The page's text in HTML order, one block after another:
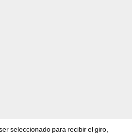
seleccionado para recibir el giro,